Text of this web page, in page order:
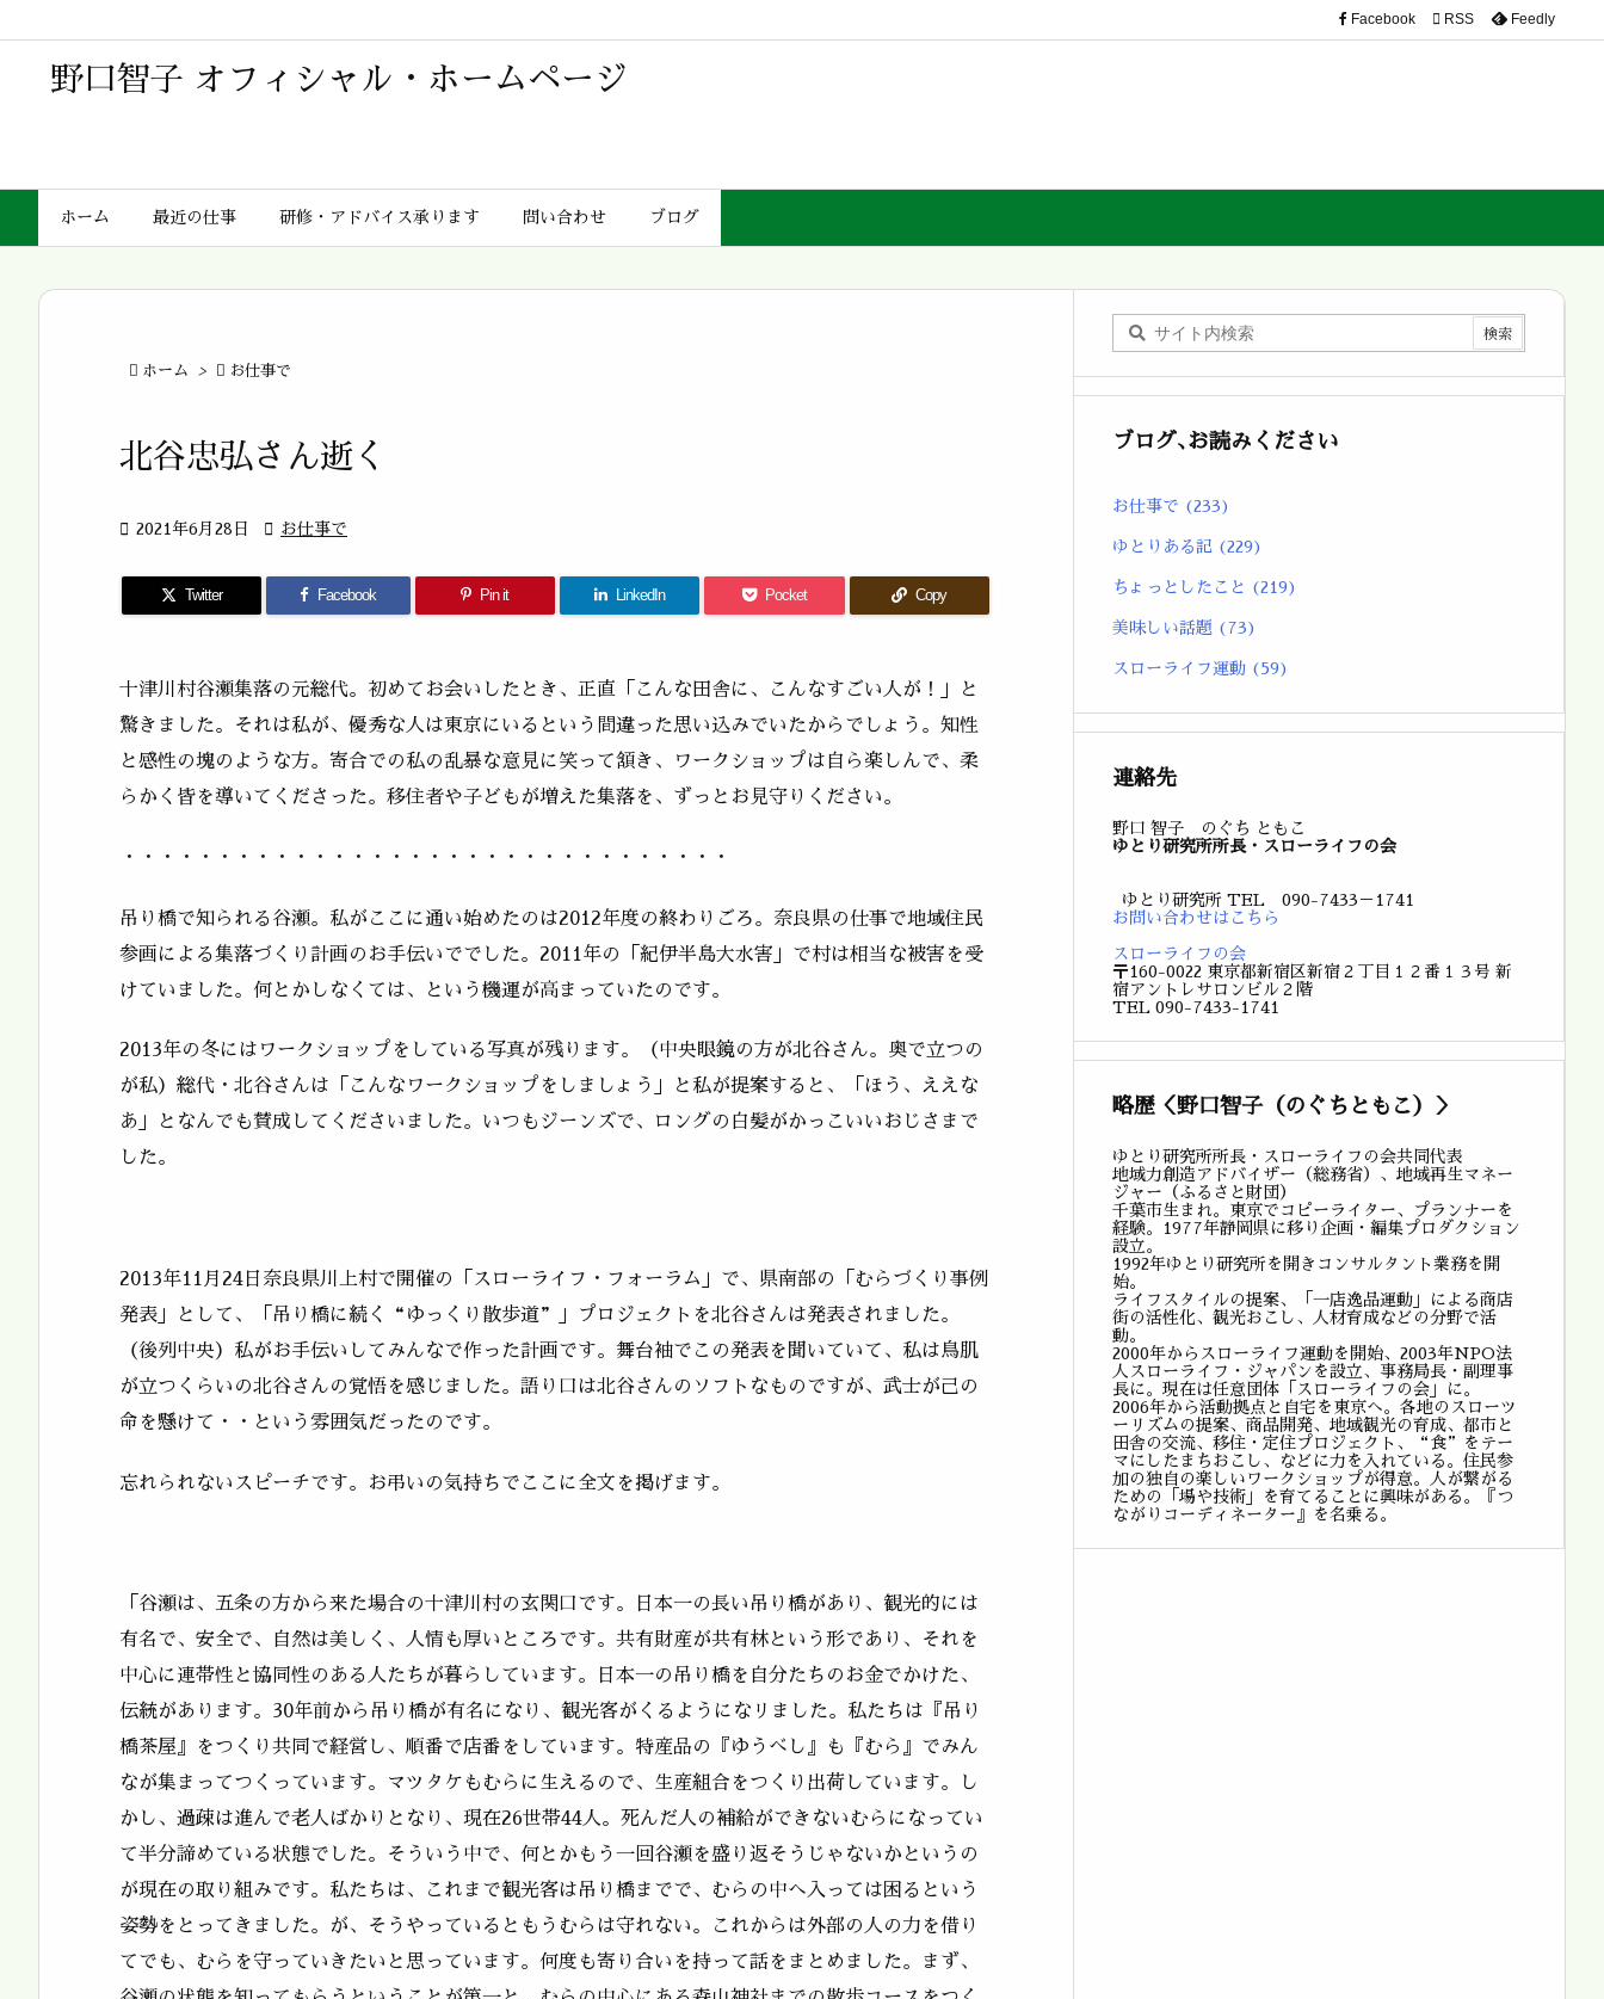
野口智子 オフィシャル・ホームページ
ホーム 最近の仕事 研修・アドバイス承ります 問い合わせ ブログ
Facebook  RSS Feedly
 ホーム >  お仕事で
北谷忠弘さん逝く
 2021年6月28日  お仕事で
Twitter Facebook Pin it LinkedIn Pocket Copy
十津川村谷瀬集落の元総代。初めてお会いしたとき、正直「こんな田舎に、こんなすごい人が！」と
驚きました。それは私が、優秀な人は東京にいるという間違った思い込みでいたからでしょう。知性
と感性の塊のような方。寄合での私の乱暴な意見に笑って頷き、ワークショップは自ら楽しんで、柔
らかく皆を導いてくださった。移住者や子どもが増えた集落を、ずっとお見守りください。
・・・・・・・・・・・・・・・・・・・・・・・・・・・・・・・・
吊り橋で知られる谷瀬。私がここに通い始めたのは2012年度の終わりごろ。奈良県の仕事で地域住民
参画による集落づくり計画のお手伝いででした。2011年の「紀伊半島大水害」で村は相当な被害を受
けていました。何とかしなくては、という機運が高まっていたのです。
2013年の冬にはワークショップをしている写真が残ります。（中央眼鏡の方が北谷さん。奥で立つの
が私）総代・北谷さんは「こんなワークショップをしましょう」と私が提案すると、「ほう、ええな
あ」となんでも賛成してくださいました。いつもジーンズで、ロングの白髪がかっこいいおじさまで
した。
2013年11月24日奈良県川上村で開催の「スローライフ・フォーラム」で、県南部の「むらづくり事例
発表」として、「吊り橋に続く“ゆっくり散歩道”」プロジェクトを北谷さんは発表されました。
（後列中央）私がお手伝いしてみんなで作った計画です。舞台袖でこの発表を聞いていて、私は鳥肌
が立つくらいの北谷さんの覚悟を感じました。語り口は北谷さんのソフトなものですが、武士が己の
命を懸けて・・という雰囲気だったのです。
忘れられないスピーチです。お弔いの気持ちでここに全文を掲げます。
「谷瀬は、五条の方から来た場合の十津川村の玄関口です。日本一の長い吊り橋があり、観光的には
有名で、安全で、自然は美しく、人情も厚いところです。共有財産が共有林という形であり、それを
中心に連帯性と協同性のある人たちが暮らしています。日本一の吊り橋を自分たちのお金でかけた、
伝統があります。30年前から吊り橋が有名になり、観光客がくるようになリました。私たちは『吊り
橋茶屋』をつくり共同で経営し、順番で店番をしています。特産品の『ゆうべし』も『むら』でみん
なが集まってつくっています。マツタケもむらに生えるので、生産組合をつくり出荷しています。し
かし、過疎は進んで老人ばかりとなり、現在26世帯44人。死んだ人の補給ができないむらになってい
て半分諦めている状態でした。そういう中で、何とかもう一回谷瀬を盛り返そうじゃないかというの
が現在の取り組みです。私たちは、これまで観光客は吊り橋までで、むらの中へ入っては困るという
姿勢をとってきました。が、そうやっているともうむらは守れない。これからは外部の人の力を借り
てでも、むらを守っていきたいと思っています。何度も寄り合いを持って話をまとめました。まず、
ブログ､お読みください
お仕事で (233)
ゆとりある記 (229)
ちょっとしたこと (219)
美味しい話題 (73)
スローライフ運動 (59)
連絡先
野口 智子 のぐち ともこ
ゆとり研究所所長・スローライフの会
ゆとり研究所 TEL 090-7433－1741
お問い合わせはこちら
スローライフの会
〒160-0022 東京都新宿区新宿２丁目１２番１３号 新
宿アントレサロンビル２階
TEL 090-7433-1741
略歴＜野口智子（のぐちともこ）＞
ゆとり研究所所長・スローライフの会共同代表
地域力創造アドバイザー（総務省）、地域再生マネー
ジャー（ふるさと財団）
千葉市生まれ。東京でコピーライター、プランナーを
経験。1977年静岡県に移り企画・編集プロダクション
設立。
1992年ゆとり研究所を開きコンサルタント業務を開
始。
ライフスタイルの提案、「一店逸品運動」による商店
街の活性化、観光おこし、人材育成などの分野で活
動。
2000年からスローライフ運動を開始、2003年NPO法
人スローライフ・ジャパンを設立、事務局長・副理事
長に。現在は任意団体「スローライフの会」に。
2006年から活動拠点と自宅を東京へ。各地のスローツ
ーリズムの提案、商品開発、地域観光の育成、都市と
田舎の交流、移住・定住プロジェクト、“食”をテー
マにしたまちおこし、などに力を入れている。住民参
加の独自の楽しいワークショップが得意。人が繋がる
ための「場や技術」を育てることに興味がある。『つ
ながりコーディネーター』を名乗る。